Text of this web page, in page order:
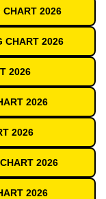
CHART 2026
CHART 2026
2026
2026
2026
2026
2026